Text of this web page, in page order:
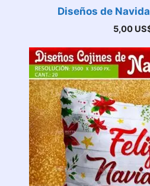
Diseños de
5,00